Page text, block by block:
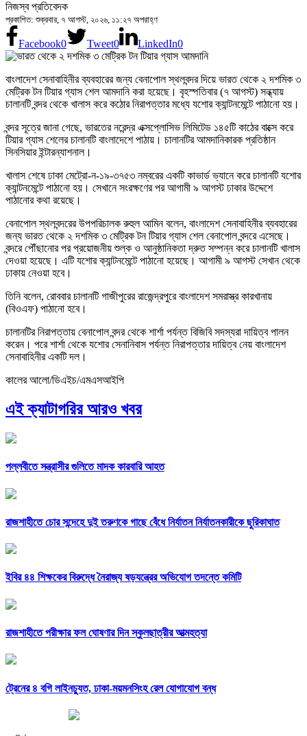
নিজস্ব প্রতিবেদক
প্রকাশিত: শুক্রবার, ৭ আগস্ট, ২০২৬, ১১:২৭ অপরাহ্ণ
Facebook0 Tweet0 LinkedIn0
বাংলাদেশ সেনাবাহিনীর ব্যবহারের জন্য বেনাপোল স্থলবন্দর দিয়ে ভারত থেকে ২ দশমিক ৩
মেট্রিক টন টিয়ার গ্যাস শেল আমদানি করা হয়েছে। বৃহস্পতিবার (৭ আগস্ট) সন্ধ্যায়
চালানটি বন্দর থেকে খালাস করে কঠোর নিরাপত্তার মধ্যে যশোর ক্যান্টনমেন্টে পাঠানো হয়।
বন্দর সূত্রে জানা গেছে, ভারতের নরেন্দ্র এক্সপ্লোসিভ লিমিটেড ১৪৫টি কাঠের বাক্সে করে
টিয়ার গ্যাস শেলের চালানটি বাংলাদেশে পাঠায়। চালানটির আমদানিকারক প্রতিষ্ঠান
সিনসিয়ার ইন্টারন্যাশনাল।
খালাস শেষে ঢাকা মেট্রো-ন-১৯-৩৭৫৩ নম্বরের একটি কাভার্ড ভ্যানে করে চালানটি যশোর
ক্যান্টনমেন্টে পাঠানো হয়। সেখানে সংরক্ষণের পর আগামী ৯ আগস্ট ঢাকার উদ্দেশে
পাঠানোর কথা রয়েছে।
বেনাপোল স্থলবন্দরের উপপরিচালক রুহুল আমিন বলেন, বাংলাদেশ সেনাবাহিনীর ব্যবহারের
জন্য ভারত থেকে ২ দশমিক ৩ মেট্রিক টন টিয়ার গ্যাস শেল বেনাপোল বন্দরে এসেছে।
বন্দরে পৌঁছানোর পর প্রয়োজনীয় শুল্ক ও আনুষ্ঠানিকতা দ্রুত সম্পন্ন করে চালানটি খালাস
দেওয়া হয়েছে। এটি যশোর ক্যান্টনমেন্টে পাঠানো হয়েছে। আগামী ৯ আগস্ট সেখান থেকে
ঢাকায় নেওয়া হবে।
তিনি বলেন, রোববার চালানটি গাজীপুরের রাজেন্দ্রপুরে বাংলাদেশ সমরাস্ত্র কারখানায়
(বিওএফ) পাঠানো হবে।
চালানটির নিরাপত্তায় বেনাপোল বন্দর থেকে শার্শা পর্যন্ত বিজিবি সদস্যরা দায়িত্ব পালন
করেন। পরে শার্শা থেকে যশোর সেনানিবাস পর্যন্ত নিরাপত্তার দায়িত্ব নেয় বাংলাদেশ
সেনাবাহিনীর একটি দল।
কালের আলো/ডিএইচ/এমএসআইপি
এই ক্যাটাগরির আরও খবর
পল্লবীতে সন্ত্রাসীর গুলিতে মাদক কারবারি আহত
রাজশাহীতে চোর সন্দেহে দুই তরুণকে গাছে বেঁধে নির্যাতন নির্যাতনকারীকে ছুরিকাঘাত
ইবির ৪৪ শিক্ষকের বিরুদ্ধে নৈরাজ্য ষড়যন্ত্রের অভিযোগ তদন্তে কমিটি
রাজশাহীতে পরীক্ষার ফল ঘোষণার দিন স্কুলছাত্রীর আত্মহত্যা
ট্রেনের ৪ বগি লাইনচ্যুত, ঢাকা-ময়মনসিংহ রেল যোগাযোগ বন্ধ